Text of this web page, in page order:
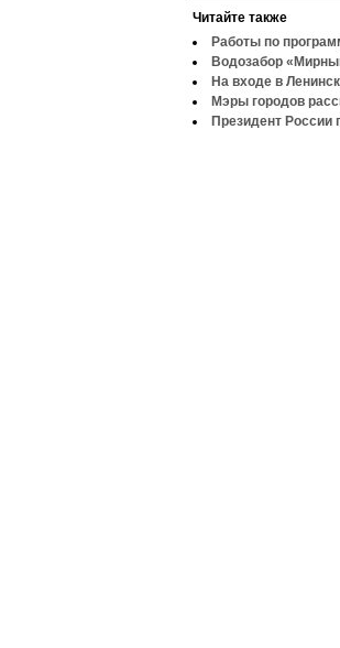
Читайте также
Работы по
Водозабор
На входе в
Мэры городов
Президент России